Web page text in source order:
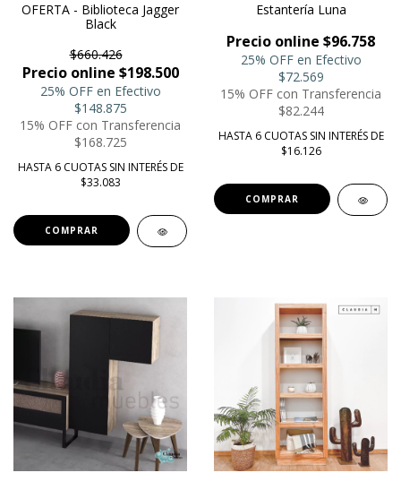
OFERTA - Biblioteca Jagger
Black
$660.426
Precio online $198.500
25% OFF en Efectivo
$148.875
15% OFF con Transferencia
$168.725
HASTA 6 CUOTAS SIN INTERÉS DE
$33.083
Estantería Luna
Precio online $96.758
25% OFF en Efectivo
$72.569
15% OFF con Transferencia
$82.244
HASTA 6 CUOTAS SIN INTERÉS DE
$16.126